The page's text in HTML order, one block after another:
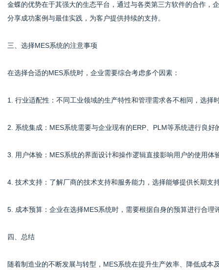
金蝶的优势在于其强大的生态平台，通过与各类第三方软件的合作，
分享成功案例与最佳实践，为客户提供持续的支持。
三、选择MES系统的注意事项
在选择合适的MES系统时，企业需要综合考虑多个因素：
1. 行业适配性：不同工业领域的生产特性和管理需求各不相同，选择
2. 系统集成：MES系统需要与企业现有的ERP、PLM等系统进行良
3. 用户体验：MES系统的界面设计和操作逻辑直接影响用户的使用
4. 技术支持：了解厂商的技术支持和服务能力，选择能够提供长期支
5. 成本预算：企业在选择MES系统时，需要根据自身的预算进行合
四、总结
随着制造业的不断发展与转型，MES系统在提升生产效率、降低成